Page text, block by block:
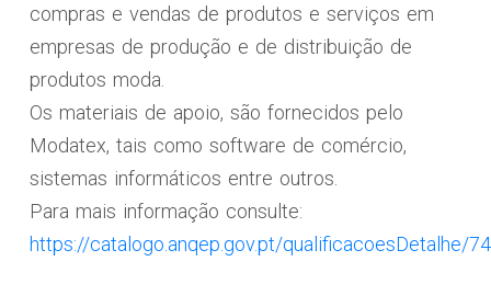
compras e vendas de produtos e serviços em
empresas de produção e de distribuição de
produtos moda.
Os materiais de apoio, são fornecidos pelo
Modatex, tais como software de comércio,
sistemas informáticos entre outros.
Para mais informação consulte:
https://catalogo.anqep.gov.pt/qualificacoesDetalhe/